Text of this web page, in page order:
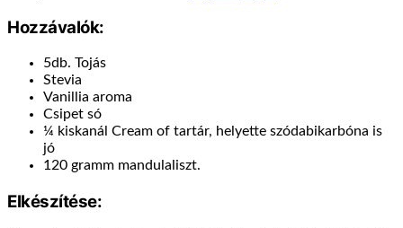
Hozzávalók:
5db. Tojás
Stevia
Vanillia aroma
Csipet só
¼ kiskanál Cream of tartár, helyette szódabikarbóna is
jó
120 gramm mandulaliszt.
Elkészítése: